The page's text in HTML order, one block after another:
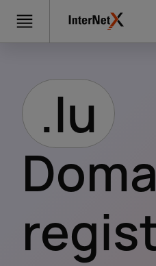
.lu